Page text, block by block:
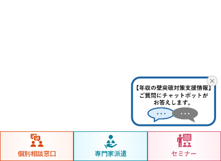
個別相談窓口 専門家派遣 セミナー